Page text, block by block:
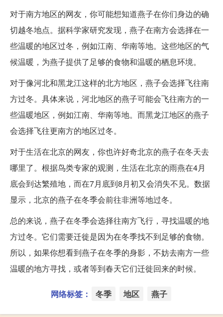
对于南方地区的网友，你可能想知道燕子在你们身边的确
切越冬地点。据科学家研究发现，燕子在南方会选择在一
些温暖的地区过冬，例如江南、华南等地。这些地区的气
候温暖，为燕子提供了足够的食物和温暖的栖息环境。
对于像河北和黑龙江这样的北方地区，燕子会选择飞往南
方过冬。具体来说，河北地区的燕子可能会飞往南方的一
些温暖地区，例如江南、华南等地。而黑龙江地区的燕子
会选择飞往更南方的地区过冬。
对于生活在北京的网友，你也许好奇北京的燕子在冬天去
哪里了。根据鸟类专家的观测，生活在北京的雨燕在4月
底会到达繁殖地，而在7月底到8月初又会消失不见。数据
显示，北京的燕子在冬季会前往非洲等地过冬。
总的来说，燕子在冬季会选择往南方飞行，寻找温暖的地
方过冬。它们需要迁徙是因为在冬季找不到足够的食物。
所以，如果你想看到燕子在冬季的身影，不妨去南方一些
温暖的地方寻找，或者等到春天它们迁徙回来的时候。
网络标签： 冬季 地区 燕子